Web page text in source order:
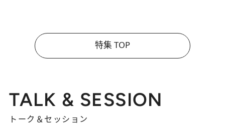
特集 TOP
TALK & SESSION
トーク＆セッション